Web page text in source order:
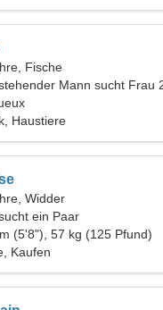
Fische
Mann sucht Frau
Haustiere
Widder
ein Paar
(5'8"), 57 kg (125 Pfund)
Kaufen